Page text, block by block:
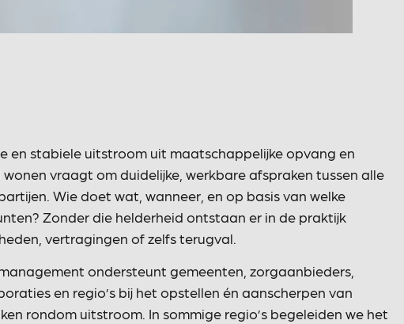
en stabiele uitstroom uit maatschappelijke opvang en
wonen vraagt om duidelijke, werkbare afspraken tussen alle
Wie doet wat, wanneer, en op basis van welke
Zonder die helderheid ontstaan er in de praktijk
vertragingen of zelfs terugval.
ondersteunt gemeenten, zorgaanbieders,
en regio’s bij het opstellen én aanscherpen van
rondom uitstroom. In sommige regio’s begeleiden we het